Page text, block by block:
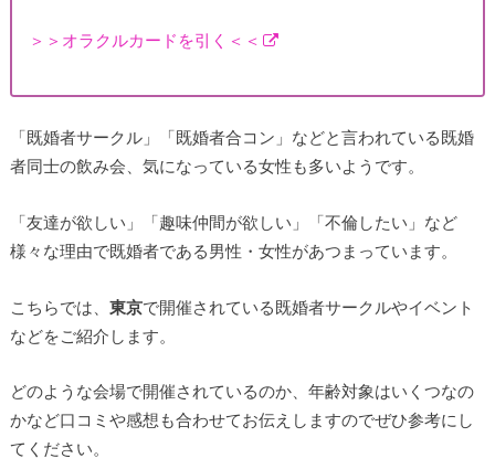
＞＞オラクルカードを引く＜＜
「既婚者サークル」「既婚者合コン」などと言われている既婚
者同士の飲み会、気になっている女性も多いようです。
「友達が欲しい」「趣味仲間が欲しい」「不倫したい」など
様々な理由で既婚者である男性・女性があつまっています。
こちらでは、 東京で開催されている既婚者サークルやイベント
などをご紹介します。
どのような会場で開催されているのか、年齢対象はいくつなの
かなど口コミや感想も合わせてお伝えしますのでぜひ参考にし
てください。